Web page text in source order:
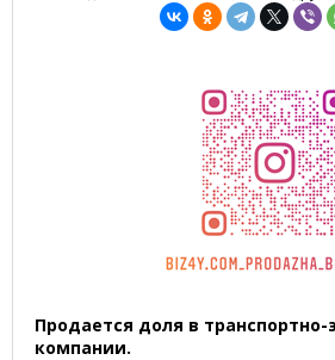
Продается доля в
компании.